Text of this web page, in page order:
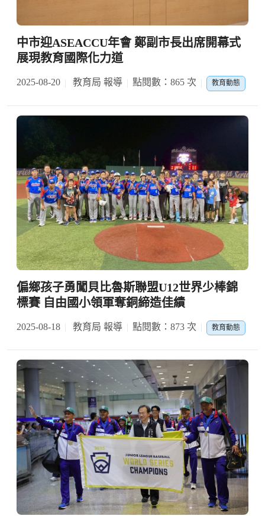
中市迎ASEACCU年會 鄭副市長出席開幕式
展現教育國際化力道
2025-08-20 教育局 報導 點閱數：865 次 教育動態
偏鄉孩子勇闖貝比魯斯聯盟U12世界少棒錦
標賽 自由國小領軍奪銅締造佳績
2025-08-18 教育局 報導 點閱數：873 次 教育動態